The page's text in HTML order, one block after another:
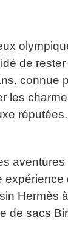
de
connue
les
réputées.
Hermès
de sacs